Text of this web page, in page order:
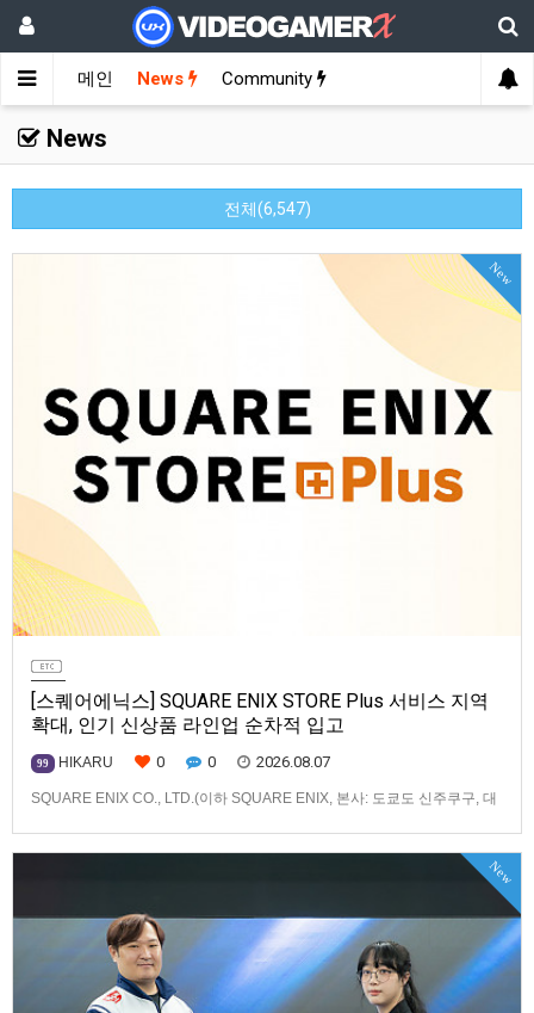
메인 News Community
News
전체(6,547)
New
[스퀘어에닉스] SQUARE ENIX STORE Plus 서비스 지역
확대, 인기 신상품 라인업 순차적 입고
99 HIKARU 0 0 2026.08.07
SQUARE ENIX CO., LTD.(이하 SQUARE ENIX, 본사: 도쿄도 신주쿠구, 대
위해 서비스 대상 지역을 확대하고, 새로운 공식 상품의 판매를 시작하였습New